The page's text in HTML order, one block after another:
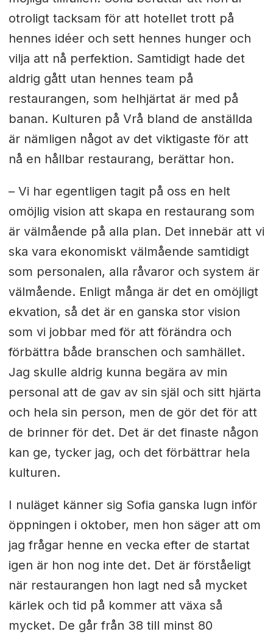
otroligt tacksam för att hotellet trott på
hennes idéer och sett hennes hunger och
vilja att nå perfektion. Samtidigt hade det
aldrig gått utan hennes team på
restaurangen, som helhjärtat är med på
banan. Kulturen på Vrå bland de anställda
är nämligen något av det viktigaste för att
nå en hållbar restaurang, berättar hon.
– Vi har egentligen tagit på oss en helt
omöjlig vision att skapa en restaurang som
är välmående på alla plan. Det innebär att vi
ska vara ekonomiskt välmående samtidigt
som personalen, alla råvaror och system är
välmående. Enligt många är det en omöjligt
ekvation, så det är en ganska stor vision
som vi jobbar med för att förändra och
förbättra både branschen och samhället.
Jag skulle aldrig kunna begära av min
personal att de gav av sin själ och sitt hjärta
och hela sin person, men de gör det för att
de brinner för det. Det är det finaste någon
kan ge, tycker jag, och det förbättrar hela
kulturen.
I nuläget känner sig Sofia ganska lugn inför
öppningen i oktober, men hon säger att om
jag frågar henne en vecka efter de startat
igen är hon nog inte det. Det är förståeligt
när restaurangen hon lagt ned så mycket
kärlek och tid på kommer att växa så
mycket. De går från 38 till minst 80